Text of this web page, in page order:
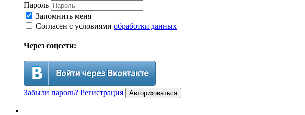
Пароль
Запомнить меня
Согласен с условиями обработки данных
Через соцсети:
Забыли пароль? Регистрация Авторизоваться